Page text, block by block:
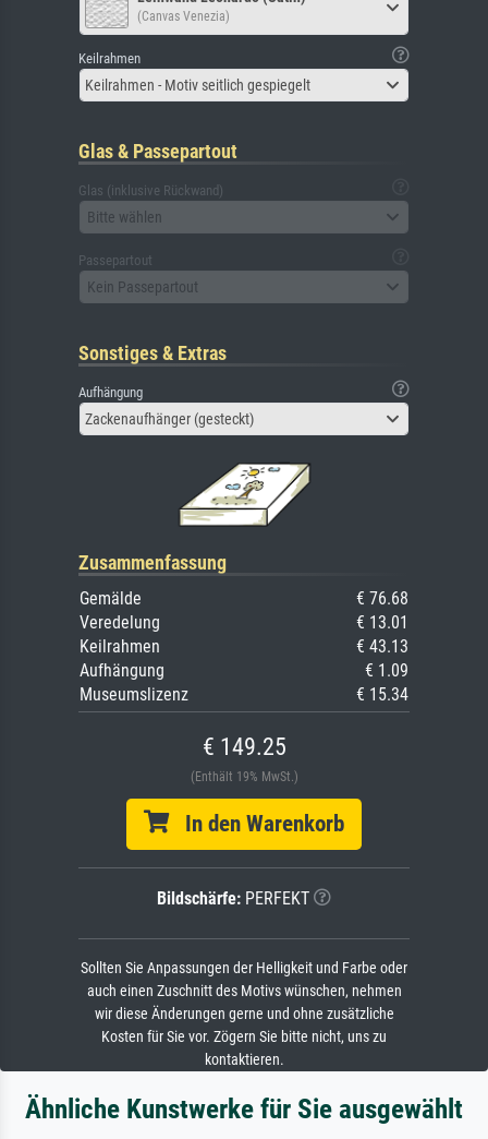
(Canvas Venezia)
Keilrahmen
Keilrahmen - Motiv seitlich gespiegelt
Glas & Passepartout
Glas (inklusive Rückwand)
Bitte wählen
Passepartout
Kein Passepartout
Sonstiges & Extras
Aufhängung
Zackenaufhänger (gesteckt)
Zusammenfassung
Gemälde
€ 76.68
Veredelung
€ 13.01
Keilrahmen
€ 43.13
Aufhängung
€ 1.09
Museumslizenz
€ 15.34
€ 149.25
(Enthält 19% MwSt.)
In den Warenkorb
Bildschärfe: PERFEKT
Sollten Sie Anpassungen der Helligkeit und Farbe oder
auch einen Zuschnitt des Motivs wünschen, nehmen
wir diese Änderungen gerne und ohne zusätzliche
Kosten für Sie vor. Zögern Sie bitte nicht, uns zu
kontaktieren.
Ähnliche Kunstwerke für Sie ausgewählt